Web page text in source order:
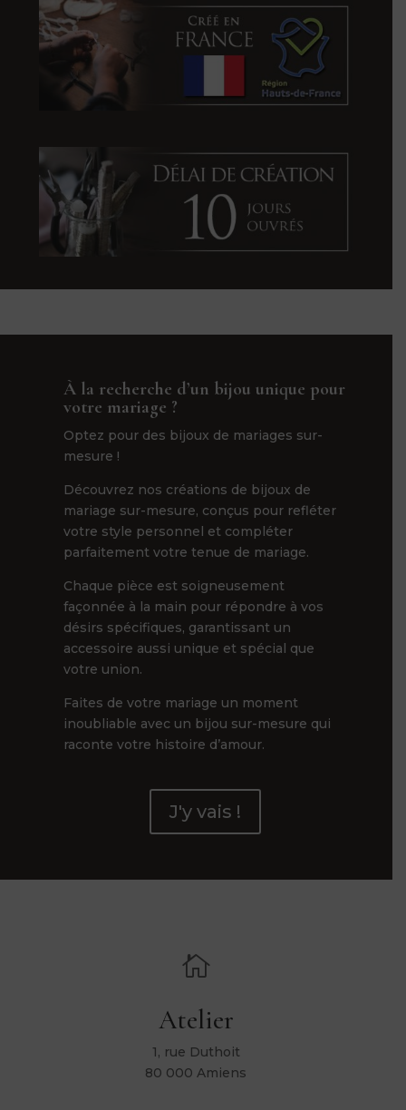
À la recherche d’un bijou unique pour
votre mariage ?
Optez pour des bijoux de mariages sur-
mesure !
Découvrez nos créations de bijoux de
mariage sur-mesure, conçus pour refléter
votre style personnel et compléter
parfaitement votre tenue de mariage.
Chaque pièce est soigneusement
façonnée à la main pour répondre à vos
désirs spécifiques, garantissant un
accessoire aussi unique et spécial que
votre union.
Faites de votre mariage un moment
inoubliable avec un bijou sur-mesure qui
raconte votre histoire d’amour.
J'y vais !

Atelier
1, rue Duthoit
80 000 Amiens